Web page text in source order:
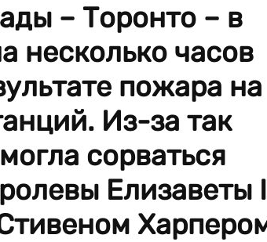
– Торонто – в
несколько часов
пожара на
Из-за так
сорваться
Елизаветы